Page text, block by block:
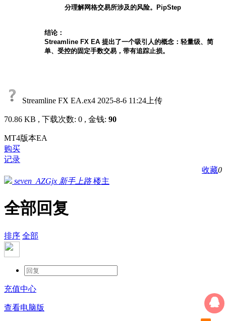
分理解网格交易所涉及的风险。PipStep
结论：
Streamline FX EA 提出了一个吸引人的概念：轻量级、简
单、受控的固定手数交易，带有追踪止损。
Streamline FX EA.ex4 2025-8-6 11:24上传
70.86 KB , 下载次数: 0 , 金钱: 90
MT4版本EA
购买
记录
收藏0
seven_AZGjx 新手上路 楼主
全部回复
排序 全部
充值中心
查看电脑版